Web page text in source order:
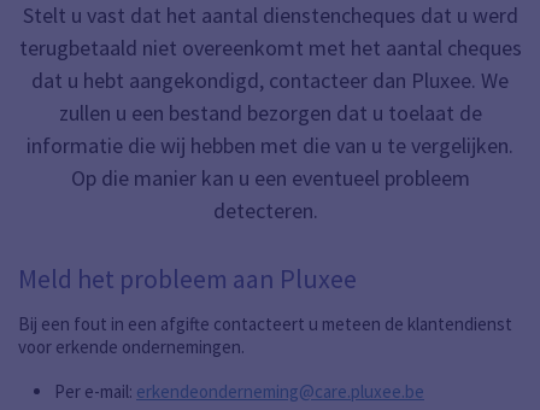
Stelt u vast dat het aantal dienstencheques dat u werd
terugbetaald niet overeenkomt met het aantal cheques
dat u hebt aangekondigd, contacteer dan Pluxee. We
zullen u een bestand bezorgen dat u toelaat de
informatie die wij hebben met die van u te vergelijken.
Op die manier kan u een eventueel probleem
detecteren.
Meld het probleem aan Pluxee
Bij een fout in een afgifte contacteert u meteen de klantendienst
voor erkende ondernemingen.
Per e-mail: erkendeonderneming@care.pluxee.be